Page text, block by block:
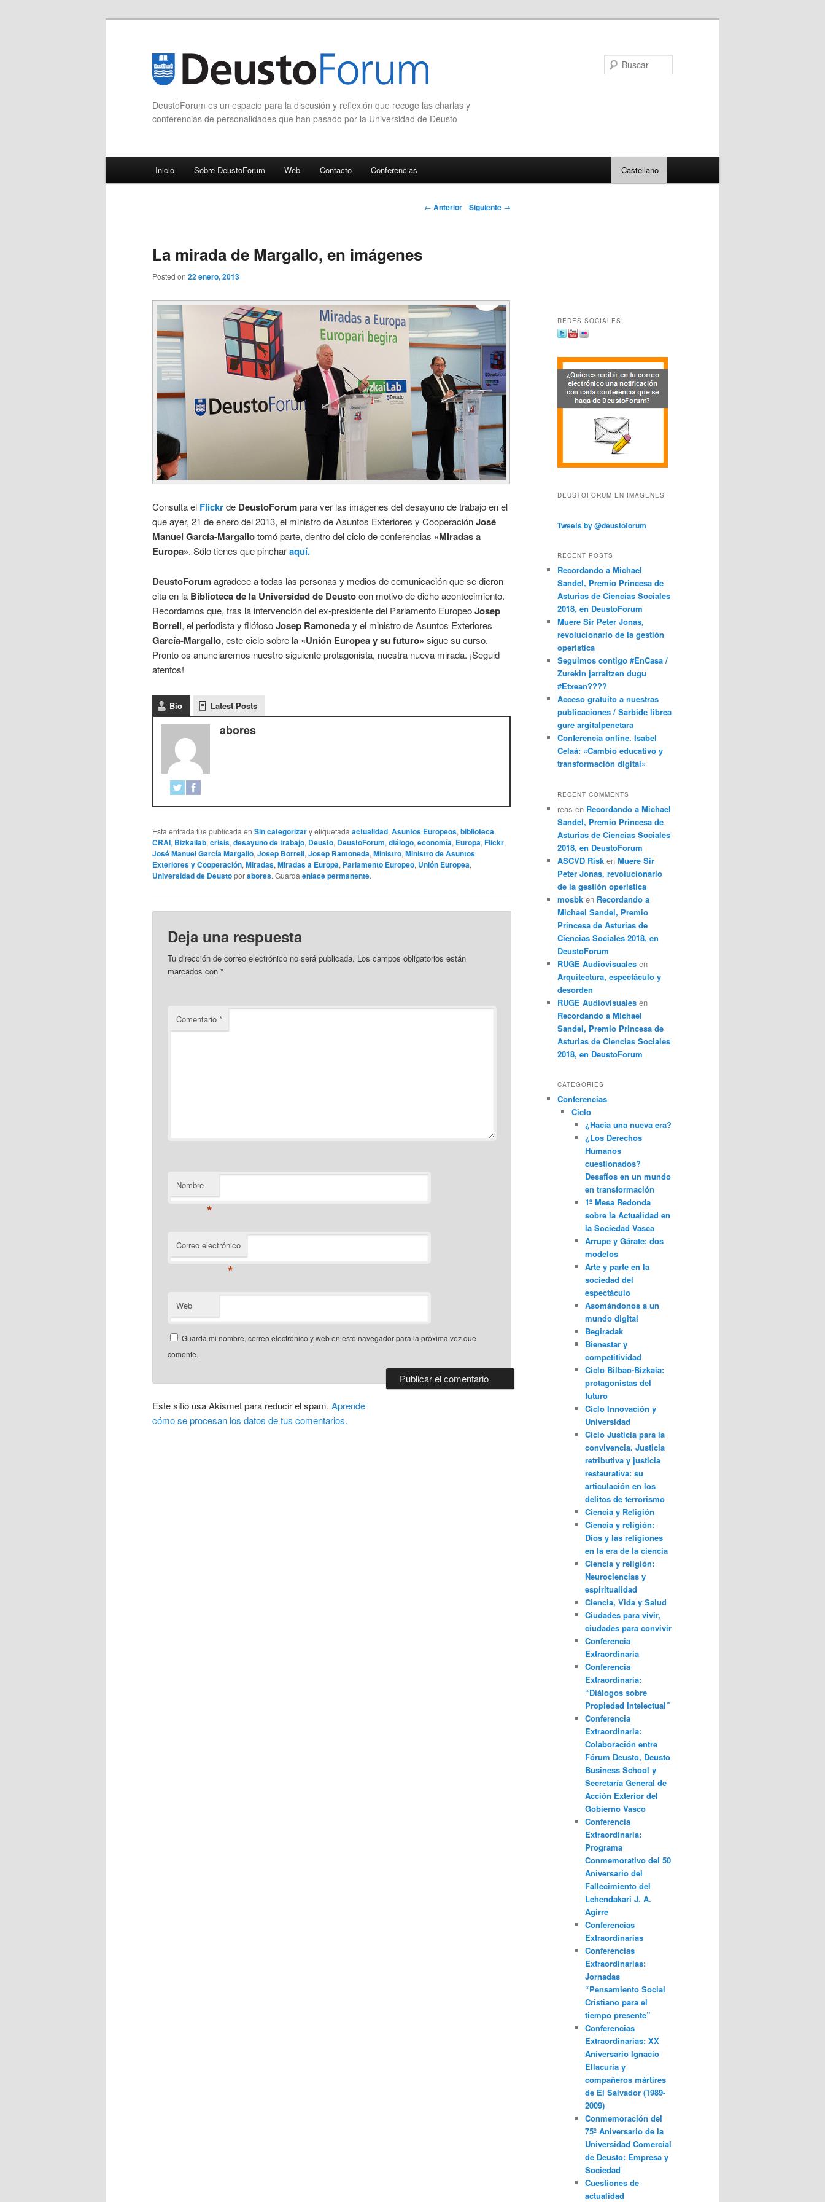
DeustoForum es un espacio para la discusión y reflexión que recoge las charlas y
conferencias de personalidades que han pasado por la Universidad de Deusto
Ir al contenido principal
Ir al contenido secundario
Inicio Sobre DeustoForum Web Contacto Conferencias Castellano
Navegación de
← Anterior Siguiente →
La mirada de Margallo, en imágenes
Posted on 22 enero, 2013
Consulta el Flickrde DeustoForumpara ver las imágenes del desayuno de trabajo en el
que ayer, 21 de enero del 2013, el ministro de Asuntos Exteriores y CooperaciónJosé
Manuel García-Margallotomó parte, dentro del ciclo de conferencias «Miradas a
Europa». Sólo tienes que pincharaquí.
DeustoForumagradece a todas las personas y medios de comunicación que se dieron
cita en la Biblioteca de la Universidad de Deustocon motivo de dicho acontecimiento.
Recordamos que, tras la intervención del ex-presidente del Parlamento EuropeoJosep
Borrell, el periodista y filófosoJosep Ramoneday el ministro de Asuntos Exteriores
García-Margallo, este ciclo sobre la «Unión Europea y su futuro» sigue su curso.
Pronto os anunciaremos nuestro siguiente protagonista, nuestra nueva mirada. ¡Seguid
atentos!
Bio Latest Posts
abores
Esta entrada fue publicada en Sin categorizary etiquetada actualidad, Asuntos Europeos, biblioteca
CRAI, Bizkailab, crisis, desayuno de trabajo, Deusto, DeustoForum, diálogo, economía, Europa, Flickr,
José Manuel García Margallo, Josep Borrell, Josep Ramoneda, Ministro, Ministro de Asuntos
Exteriores y Cooperación, Miradas, Miradas a Europa, Parlamento Europeo, Unión Europea,
Universidad de Deustoporabores. Guarda enlace permanente.
Deja una respuesta
Tu dirección de correo electrónico no será publicada. Los campos obligatorios están
marcados con*
Comentario*
Nombre
*
Correo electrónico
*
Web
Guarda mi nombre, correo electrónico y web en este navegador para la próxima vez que
comente.
Este sitio usa Akismet para reducir el spam. Aprende
cómo se procesan los datos de tus comentarios.
REDES SOCIALES:
DEUSTOFORUM EN IMÁGENES
Tweets by @deustoforum
RECENT POSTS
Recordando a Michael
Sandel, Premio Princesa de
Asturias de Ciencias Sociales
2018, en DeustoForum
Muere Sir Peter Jonas,
revolucionario de la gestión
operística
Seguimos contigo #EnCasa /
Zurekin jarraitzen dugu
#Etxean????
Acceso gratuito a nuestras
publicaciones / Sarbide librea
gure argitalpenetara
Conferencia online. Isabel
Celaá: «Cambio educativo y
transformación digital»
RECENT COMMENTS
reas en Recordando a Michael
Sandel, Premio Princesa de
Asturias de Ciencias Sociales
2018, en DeustoForum
ASCVD Risk en Muere Sir
Peter Jonas, revolucionario
de la gestión operística
mosbk en Recordando a
Michael Sandel, Premio
Princesa de Asturias de
Ciencias Sociales 2018, en
DeustoForum
RUGE Audiovisuales en
Arquitectura, espectáculo y
desorden
RUGE Audiovisuales en
Recordando a Michael
Sandel, Premio Princesa de
Asturias de Ciencias Sociales
2018, en DeustoForum
CATEGORIES
Conferencias
Ciclo
¿Hacia una nueva era?
¿Los Derechos
Humanos
cuestionados?
Desafíos en un mundo
en transformación
1º Mesa Redonda
sobre la Actualidad en
la Sociedad Vasca
Arrupe y Gárate: dos
modelos
Arte y parte en la
sociedad del
espectáculo
Asomándonos a un
mundo digital
Begiradak
Bienestar y
competitividad
Ciclo Bilbao-Bizkaia:
protagonistas del
futuro
Ciclo Innovación y
Universidad
Ciclo Justicia para la
convivencia. Justicia
retributiva y justicia
restaurativa: su
articulación en los
delitos de terrorismo
Ciencia y Religión
Ciencia y religión:
Dios y las religiones
en la era de la ciencia
Ciencia y religión:
Neurociencias y
espiritualidad
Ciencia, Vida y Salud
Ciudades para vivir,
ciudades para convivir
Conferencia
Extraordinaria
Conferencia
Extraordinaria:
“Diálogos sobre
Propiedad Intelectual”
Conferencia
Extraordinaria:
Colaboración entre
Fórum Deusto, Deusto
Business School y
Secretaría General de
Acción Exterior del
Gobierno Vasco
Conferencia
Extraordinaria:
Programa
Conmemorativo del 50
Aniversario del
Fallecimiento del
Lehendakari J. A.
Agirre
Conferencias
Extraordinarias
Conferencias
Extraordinarias:
Jornadas
“Pensamiento Social
Cristiano para el
tiempo presente”
Conferencias
Extraordinarias: XX
Aniversario Ignacio
Ellacuria y
compañeros mártires
de El Salvador (1989-
2009)
Conmemoración del
75º Aniversario de la
Universidad Comercial
de Deusto: Empresa y
Sociedad
Cuestiones de
actualidad